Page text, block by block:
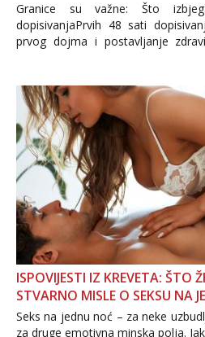
Granice su važne: Što
dopisivanjaPrvih 48 sati
prvog dojma i postavljanje
Važno je izbjeći prebrzo
informacija, jer nepoznata
povjerenje. Takođe...
ISPOVIJESTI IZ KREVETA: ŠTO
STVARNO MISLE O SEKSU NA
Seks na jednu noć – za neke
za druge emotivna minska polja.